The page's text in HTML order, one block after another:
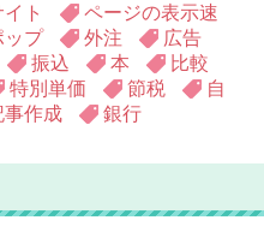
ト
ページの表示速
ップ 外注
広告
振込 本
比較
特別単価 節税
自
事作成 銀行